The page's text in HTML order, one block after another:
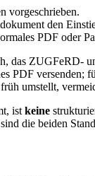
vorgeschrieben.
den
PDF oder
das ZUGFeRD-
PDF
umstellt,
ist keine
die beiden